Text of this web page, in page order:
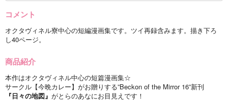
コメント
オクタヴィネル寮中心の短編漫画集です。ツイ再録含みます。描き下ろ
し40ページ。
商品紹介
本作はオクタヴィネル中心の短篇漫画集☆
サークル【今晩カレー】がお贈りする”Beckon of the Mirror 16”新刊
『日々の地図』 がとらのあなにお目見えです！